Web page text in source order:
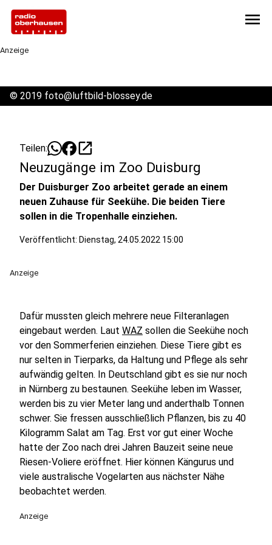
menu
Anzeige
© 2019 foto@luftbild-blossey.de
Teilen: open_in_new
Neuzugänge im Zoo Duisburg
Der Duisburger Zoo arbeitet gerade an einem
neuen Zuhause für Seekühe. Die beiden Tiere
sollen in die Tropenhalle einziehen.
Veröffentlicht: Dienstag, 24.05.2022 15:00
Anzeige
Dafür mussten gleich mehrere neue Filteranlagen
eingebaut werden. Laut WAZ sollen die Seekühe noch
vor den Sommerferien einziehen. Diese Tiere gibt es
nur selten in Tierparks, da Haltung und Pflege als sehr
aufwändig gelten. In Deutschland gibt es sie nur noch
in Nürnberg zu bestaunen. Seekühe leben im Wasser,
werden bis zu vier Meter lang und anderthalb Tonnen
schwer. Sie fressen ausschließlich Pflanzen, bis zu 40
Kilogramm Salat am Tag. Erst vor gut einer Woche
hatte der Zoo nach drei Jahren Bauzeit seine neue
Riesen-Voliere eröffnet. Hier können Kängurus und
viele australische Vogelarten aus nächster Nähe
beobachtet werden.
Anzeige